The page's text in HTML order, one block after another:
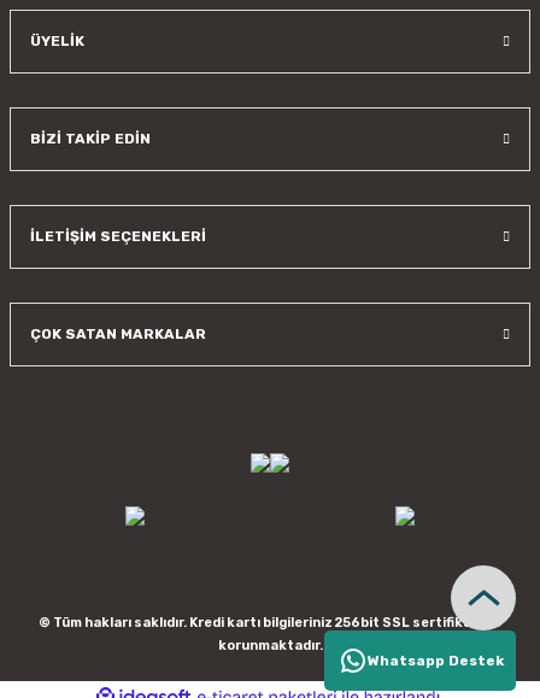
ÜYELİK
BİZİ TAKİP EDİN
İLETİŞİM SEÇENEKLERİ
ÇOK SATAN MARKALAR
© Tüm hakları saklıdır. Kredi kartı bilgileriniz 256bit SSL sertifikası ile
korunmaktadır.
Whatsapp Destek